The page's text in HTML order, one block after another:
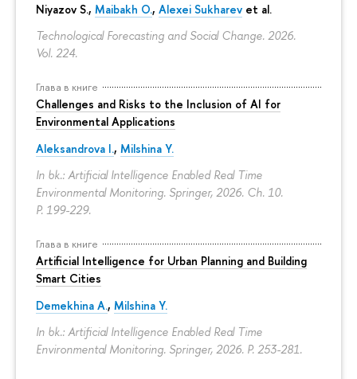
Niyazov S., Maibakh O., Alexei Sukharev et al.
Technological Forecasting and Social Change. 2026.
Vol. 224.
Глава в книге
Challenges and Risks to the Inclusion of AI for
Environmental Applications
Aleksandrova I., Milshina Y.
In bk.: Artificial Intelligence Enabled Real Time
Environmental Monitoring. Springer, 2026. Ch. 10.
P. 199-229.
Глава в книге
Artificial Intelligence for Urban Planning and Building
Smart Cities
Demekhina A., Milshina Y.
In bk.: Artificial Intelligence Enabled Real Time
Environmental Monitoring. Springer, 2026. P. 253-281.